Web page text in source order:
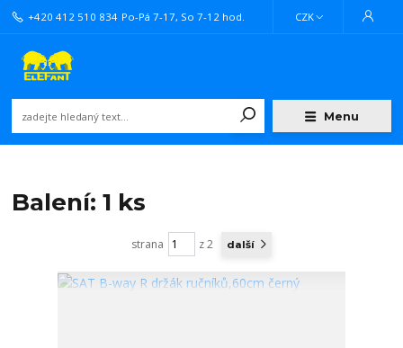
Menu
CZK
+420 412 510 834 Po-Pá 7-17, So 7-12 hod.
Balení: 1 ks
strana z 2 další